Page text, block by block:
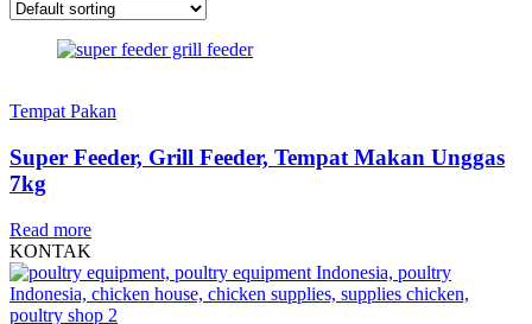
Tempat Pakan
Super Feeder, Grill Feeder, Tempat Makan Unggas
7kg
Read more
KONTAK